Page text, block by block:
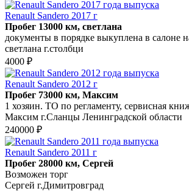
Renault Sandero 2017 г
Пробег 13000 км, светлана
документы в порядке выкуплена в салоне
светлана г.столбци
4000 ₽
Renault Sandero 2012 г
Пробег 73000 км, Максим
1 хозяин. ТО по регламенту, сервисная
Максим г.Сланцы Ленинградской области
240000 ₽
Renault Sandero 2011 г
Пробег 28000 км, Сергей
Возможен торг
Сергей г.Димитровград